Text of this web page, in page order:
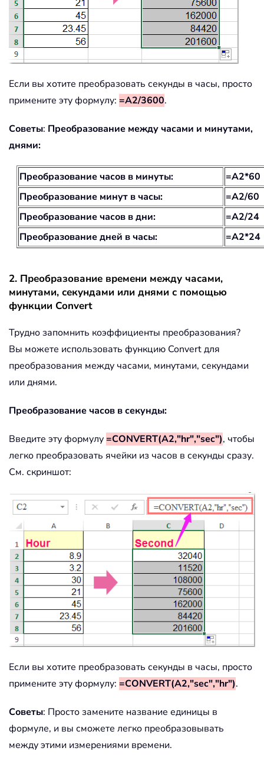
Если вы хотите преобразовать секунды в часы, просто
примените эту формулу: =A2/3600.
Советы: Преобразование между часами и минутами,
днями:
Преобразование часов в минуты:
=A2*60
Преобразование минут в часы:
=A2/60
Преобразование часов в дни:
=A2/24
Преобразование дней в часы:
=A2*24
2. Преобразование времени между часами,
минутами, секундами или днями с помощью
функции Convert
Трудно запомнить коэффициенты преобразования?
Вы можете использовать функцию Convert для
преобразования между часами, минутами, секундами
или днями.
Преобразование часов в секунды:
Введите эту формулу=CONVERT(A2,"hr","sec"), чтобы
легко преобразовать ячейки из часов в секунды сразу.
См. скриншот:
Если вы хотите преобразовать секунды в часы, просто
примените эту формулу: =CONVERT(A2,"sec","hr").
Советы: Просто замените название единицы в
формуле, и вы сможете легко преобразовывать
между этими измерениями времени.